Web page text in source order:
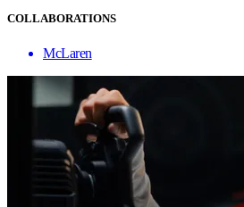
COLLABORATIONS
McLaren